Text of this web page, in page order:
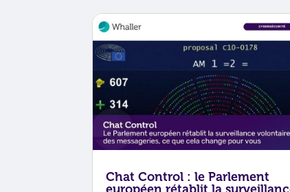
Chat Control : le Parlement